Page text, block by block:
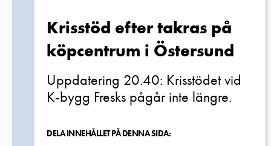
Krisstöd efter takras på
köpcentrum i Östersund
Uppdatering 20.40: Krisstödet vid
K-bygg Fresks pågår inte längre.
DELA INNEHÅLLET PÅ DENNA SIDA: